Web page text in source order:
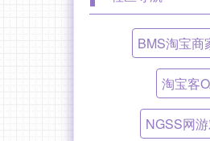
BMS淘宝商
淘宝客
NGSS网